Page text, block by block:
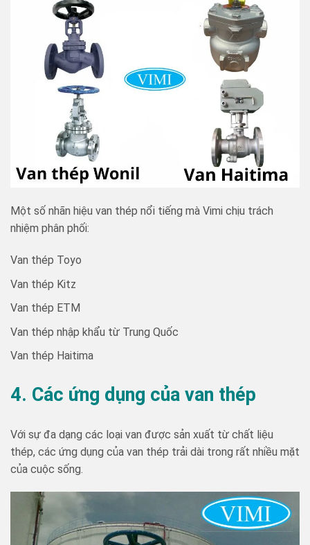
Một số nhãn hiệu van thép nổi tiếng mà Vimi chịu trách
nhiệm phân phối:
Van thép Toyo
Van thép Kitz
Van thép ETM
Van thép nhập khẩu từ Trung Quốc
Van thép Haitima
4. Các ứng dụng của van thép
Với sự đa dạng các loại van được sản xuất từ chất liệu
thép, các ứng dụng của van thép trải dài trong rất nhiều mặt
của cuộc sống.